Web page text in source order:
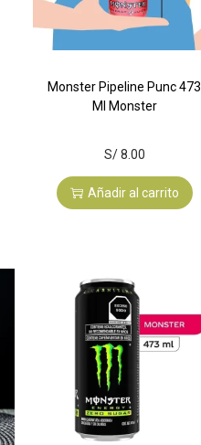
Monster Pipeline Punc 473
Ml Monster
S/8.00
Añadir al carrito